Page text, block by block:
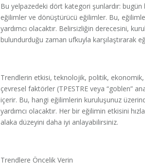
Bu yelpazedeki dört kategori şunlardır:
eğilimler ve dönüştürücü eğilimler. Bu,
yardımcı olacaktır. Belirsizliğin derecesini,
bulundurduğu zaman ufkuyla karşılaştırarak
Trendlerin etkisi, teknolojik, politik,
çevresel faktörler (TPESTRE veya “goblen”
içerir. Bu, hangi eğilimlerin kuruluşunuz
yardımcı olacaktır. Her bir eğilimin etkisini
alaka düzeyini daha iyi anlayabilirsiniz.
Trendlere Öncelik Verin